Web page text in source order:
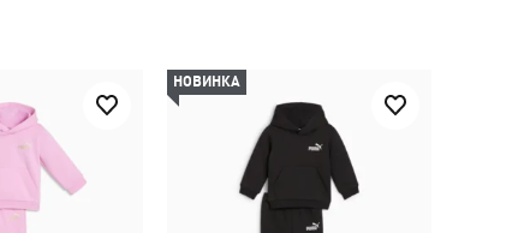
НОВИНКА